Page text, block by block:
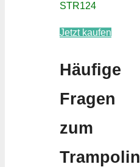
STR124
Jetzt kaufen
Häufige
Fragen
zum
Trampolin